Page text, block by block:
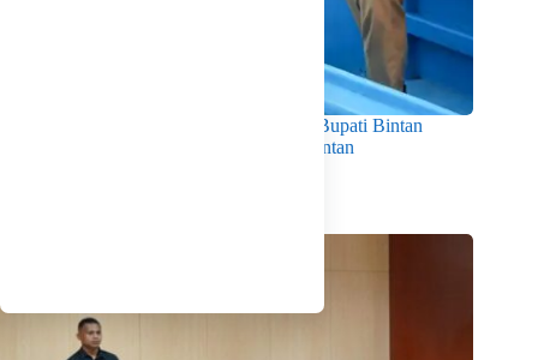
Dorong Produktivitas dan Kesejahteraan, Bupati Bintan
Serahkan 11 Kapal Ikan untuk Nelayan Bintan